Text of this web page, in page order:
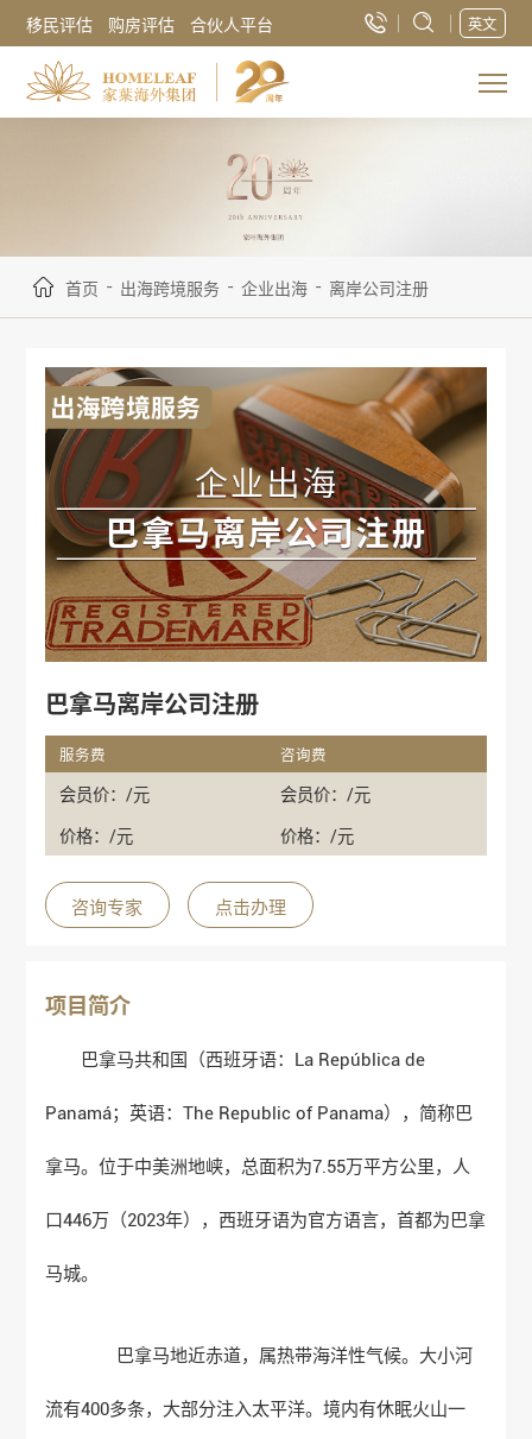
移民评估 购房评估 合伙人平台 英文
首页 - 出海跨境服务 - 企业出海 - 离岸公司注册
巴拿马离岸公司注册
服务费 咨询费
会员价：/元 会员价：/元
价格：/元 价格：/元
咨询专家 点击办理
项目简介
巴拿马共和国（西班牙语：La República de
Panamá；英语：The Republic of Panama），简称巴
拿马。位于中美洲地峡，总面积为7.55万平方公里，人
口446万（2023年），西班牙语为官方语言，首都为巴拿
马城。
巴拿马地近赤道，属热带海洋性气候。大小河
流有400多条，大部分注入太平洋。境内有休眠火山一